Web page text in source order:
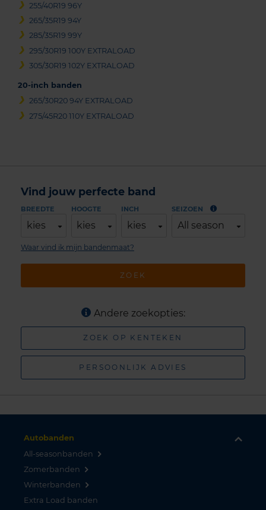
255/40R19 96Y
265/35R19 94Y
285/35R19 99Y
295/30R19 100Y EXTRALOAD
305/30R19 102Y EXTRALOAD
20-inch banden
265/30R20 94Y EXTRALOAD
275/45R20 110Y EXTRALOAD
Vind jouw perfecte band
BREEDTE
kies
HOOGTE
kies
INCH
kies
SEIZOEN
All season
ZOEK
Waar vind ik mijn bandenmaat?
Andere zoekopties:
ZOEK OP KENTEKEN
PERSOONLIJK ADVIES
Autobanden
All-seasonbanden
Zomerbanden
Winterbanden
Extra Load banden